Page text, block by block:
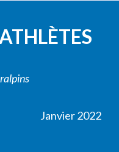
Janvier 2022